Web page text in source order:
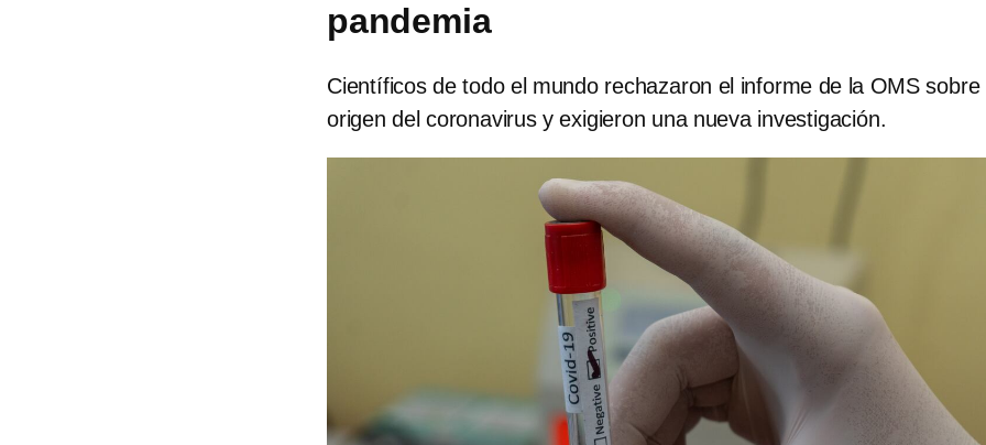
pandemia
Científicos de todo el mundo rechazaron el informe de la OMS sobre
origen del coronavirus y exigieron una nueva investigación.